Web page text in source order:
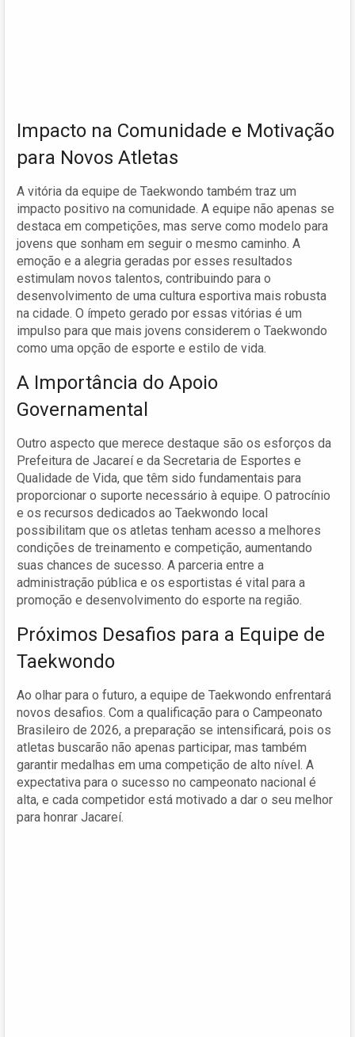
Impacto na Comunidade e Motivação
para Novos Atletas
A vitória da equipe de Taekwondo também traz um
impacto positivo na comunidade. A equipe não apenas se
destaca em competições, mas serve como modelo para
jovens que sonham em seguir o mesmo caminho. A
emoção e a alegria geradas por esses resultados
estimulam novos talentos, contribuindo para o
desenvolvimento de uma cultura esportiva mais robusta
na cidade. O ímpeto gerado por essas vitórias é um
impulso para que mais jovens considerem o Taekwondo
como uma opção de esporte e estilo de vida.
A Importância do Apoio
Governamental
Outro aspecto que merece destaque são os esforços da
Prefeitura de Jacareí e da Secretaria de Esportes e
Qualidade de Vida, que têm sido fundamentais para
proporcionar o suporte necessário à equipe. O patrocínio
e os recursos dedicados ao Taekwondo local
possibilitam que os atletas tenham acesso a melhores
condições de treinamento e competição, aumentando
suas chances de sucesso. A parceria entre a
administração pública e os esportistas é vital para a
promoção e desenvolvimento do esporte na região.
Próximos Desafios para a Equipe de
Taekwondo
Ao olhar para o futuro, a equipe de Taekwondo enfrentará
novos desafios. Com a qualificação para o Campeonato
Brasileiro de 2026, a preparação se intensificará, pois os
atletas buscarão não apenas participar, mas também
garantir medalhas em uma competição de alto nível. A
expectativa para o sucesso no campeonato nacional é
alta, e cada competidor está motivado a dar o seu melhor
para honrar Jacareí.